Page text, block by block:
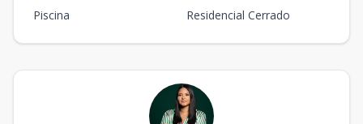
Piscina Residencial Cerrado